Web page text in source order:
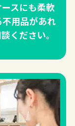
スにも柔軟
用品があれ
ください。